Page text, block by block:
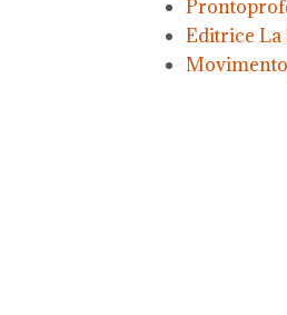
Editrice La